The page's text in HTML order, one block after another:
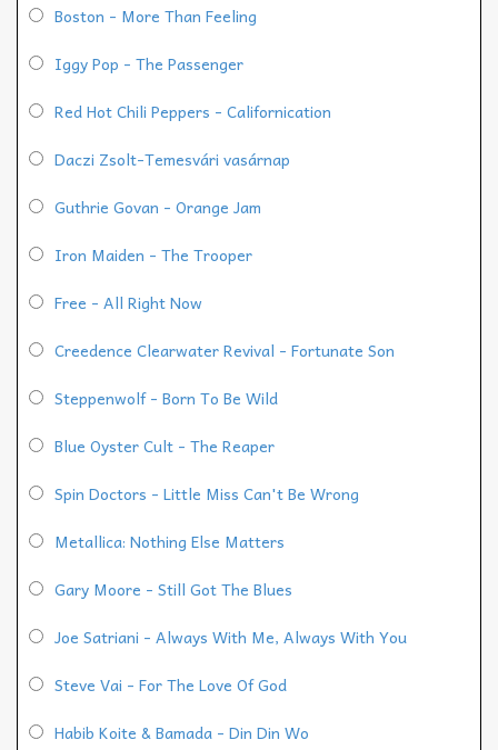
Boston - More Than Feeling
Iggy Pop - The Passenger
Red Hot Chili Peppers - Californication
Daczi Zsolt-Temesvári vasárnap
Guthrie Govan - Orange Jam
Iron Maiden - The Trooper
Free - All Right Now
Creedence Clearwater Revival - Fortunate Son
Steppenwolf - Born To Be Wild
Blue Oyster Cult - The Reaper
Spin Doctors - Little Miss Can't Be Wrong
Metallica: Nothing Else Matters
Gary Moore - Still Got The Blues
Joe Satriani - Always With Me, Always With You
Steve Vai - For The Love Of God
Habib Koite & Bamada - Din Din Wo